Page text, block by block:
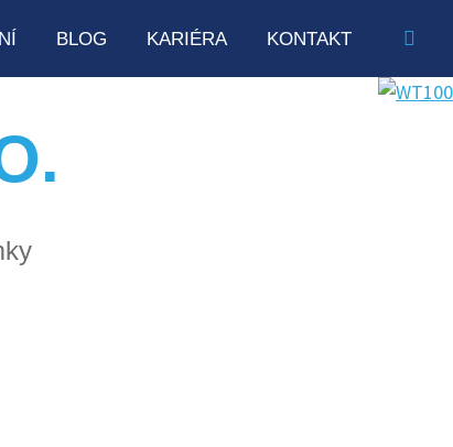
BLOG KARIÉRA KONTAKT